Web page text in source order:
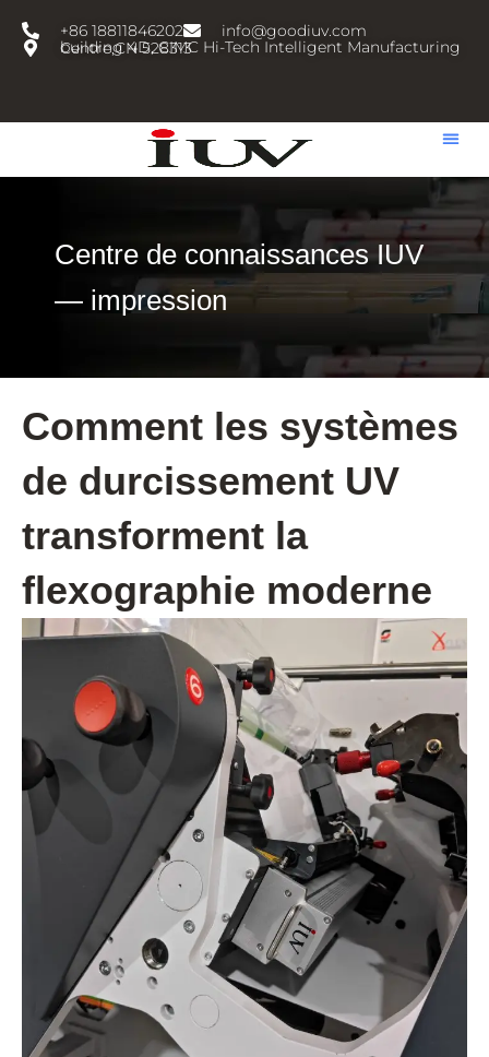
+86 18811846202
info@goodiuv.com
building 4D, CIMC Hi-Tech Intelligent Manufacturing Centre,CN 528313
Centre de connaissances IUV
— impression
Comment les systèmes
de durcissement UV
transforment la
flexographie moderne